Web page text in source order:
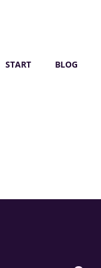
START BLOG